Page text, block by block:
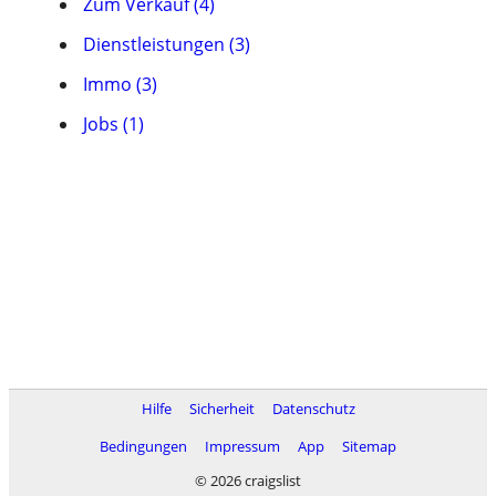
Dienstleistungen (3)
Immo (3)
Jobs (1)
Hilfe Sicherheit
Datenschutz
Bedingungen
Impressum App
Sitemap
© 2026 craigslist